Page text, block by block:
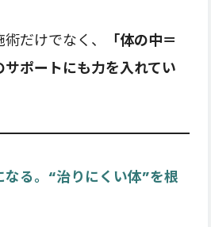
だけでなく、
「体の中＝
ポートにも力を入れてい
なる。“治りにくい体”を根